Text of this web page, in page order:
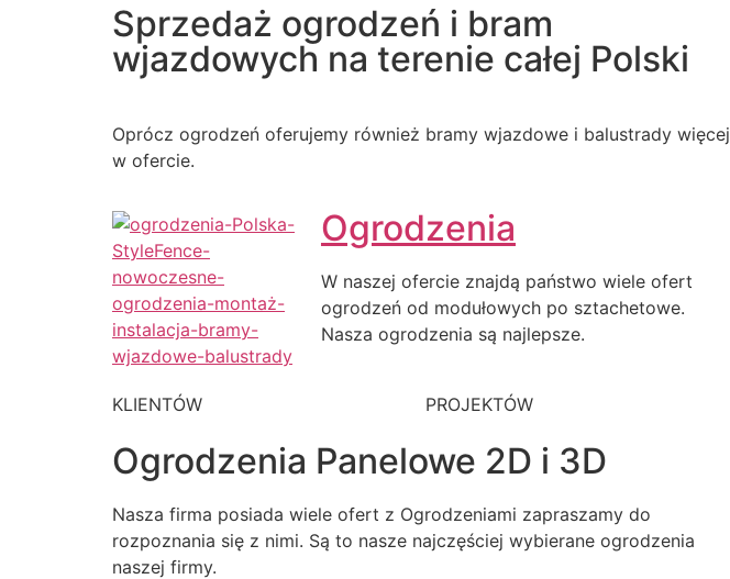
Sprzedaż ogrodzeń i bram
wjazdowych na terenie całej Polski
Oprócz ogrodzeń oferujemy również bramy wjazdowe i balustrady więcej
w ofercie.
Ogrodzenia
W naszej ofercie znajdą państwo wiele ofert
ogrodzeń od modułowych po sztachetowe.
Nasza ogrodzenia są najlepsze.
KLIENTÓW PROJEKTÓW
Ogrodzenia Panelowe 2D i 3D
Nasza firma posiada wiele ofert z Ogrodzeniami zapraszamy do
rozpoznania się z nimi. Są to nasze najczęściej wybierane ogrodzenia
naszej firmy.